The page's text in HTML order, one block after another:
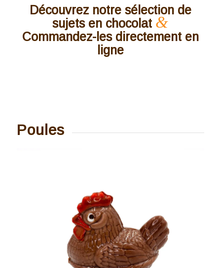
Découvrez notre sélection de
sujets en chocolat &
Commandez-les directement en
ligne
Poules